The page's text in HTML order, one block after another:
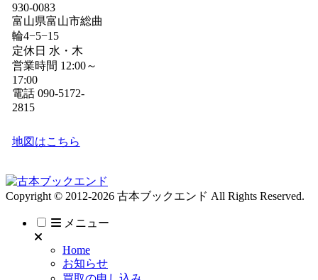
930-0083
富山県富山市総曲
輪4−5−15
定休日 水・木
営業時間 12:00～
17:00
電話 090-5172-
2815
地図はこちら
Copyright © 2012-2026 古本ブックエンド All Rights Reserved.
メニュー
Home
お知らせ